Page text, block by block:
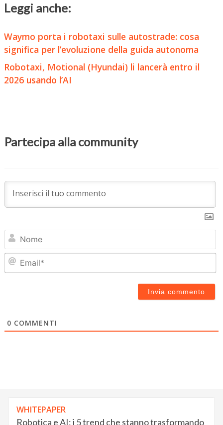
Leggi anche:
Waymo porta i robotaxi sulle autostrade: cosa
significa per l’evoluzione della guida autonoma
Robotaxi, Motional (Hyundai) li lancerà entro il
2026 usando l’AI
Partecipa alla community
0 COMMENTI
WHITEPAPER
Robotica e AI: i 5 trend che stanno trasformando